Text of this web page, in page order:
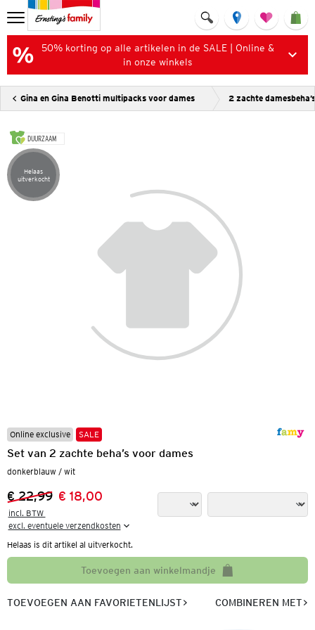
50% korting op alle artikelen in de SALE | Online &
in onze winkels
Gina en Gina Benotti multipacks voor dames 2 zachte damesbeha’s
DUURZAAM
Artikel helaas uitverkocht
Helaas
uitverkocht
Online exclusive SALE
Set van 2 zachte beha’s voor dames
donkerblauw / wit
Vorige prijs:
€ 22,99
Nieuwe prijs:€ 18,00
incl. BTW
excl. eventuele verzendkosten
Helaas is dit artikel al uitverkocht.
Toevoegen aan winkelmandje
TOEVOEGEN AAN FAVORIETENLIJST COMBINEREN MET